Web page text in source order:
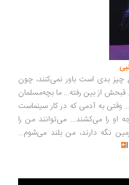
است باور نمی‌کنند، چون
بین رفته... ما بچه‌مسلمان
آدمی که در کار سینماست
می‌کشند... می‌توانند من را
دارند، من بلند می‌شوم...